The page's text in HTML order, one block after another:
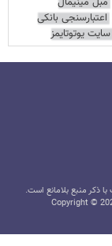
اعتبارسنجی بانکی
سایت یوتوتایمز
ذکر منبع بلامانع است.
Copyright ©